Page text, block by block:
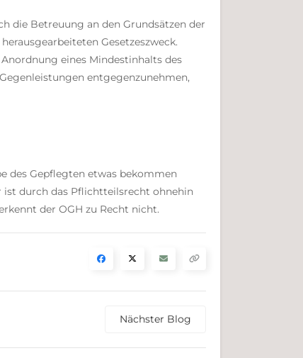
die Betreuung an den Grundsätzen der
Gesetzeszweck.
eines Mindestinhalts des
entgegenzunehmen,
des Gepflegten etwas bekommen
ist durch das Pflichtteilsrecht ohnehin
der OGH zu Recht nicht.
Nächster Blog